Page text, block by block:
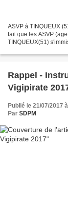
ASVP à TINQUEUX
fait que les ASVP
TINQUEUX(51)
Rappel -
Vigipirate
Publié le 21/07/2017
Par SDPM